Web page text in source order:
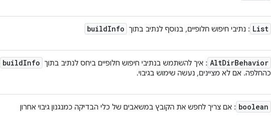
List : נתיבי חיפוש חלופיים, בנוסף לנתיב בתוך buildInfo
AltDirBehavior : איך להשתמש בנתיבי חיפוש חלופיים ביחס לנתיב בתוך buildInfo
כהחלפה. אם לא מציינים, נעשה שימוש בגיבוי.
boolean : אם צריך לחפש את הקובץ במשאבים של כלי הבדיקה כמנגנון גיבוי אחרון